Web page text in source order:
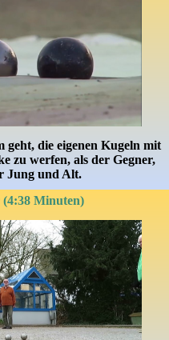
geht, die eigenen Kugeln mit
zu werfen, als der Gegner,
Jung und Alt.
Minuten)